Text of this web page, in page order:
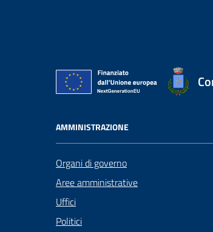
AMMINISTRAZIONE
Organi di governo
Aree amministrative
Uffici
Politici